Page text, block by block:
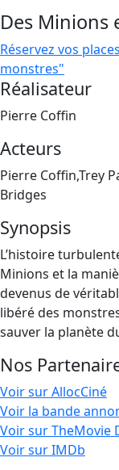
Des Minions
Réservez vos places
monstres"
Réalisateur
Pierre Coffin
Acteurs
Pierre Coffin,Trey
Bridges
Synopsis
L’histoire
Minions et la
devenus de
libéré des
sauver la planète
Nos
Voir sur AllocCiné
Voir la bande
Voir sur TheMovie
Voir sur IMDb